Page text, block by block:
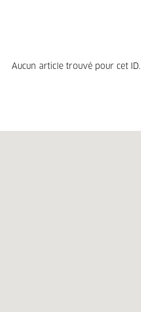
Aucun article trouvé pour cet ID.